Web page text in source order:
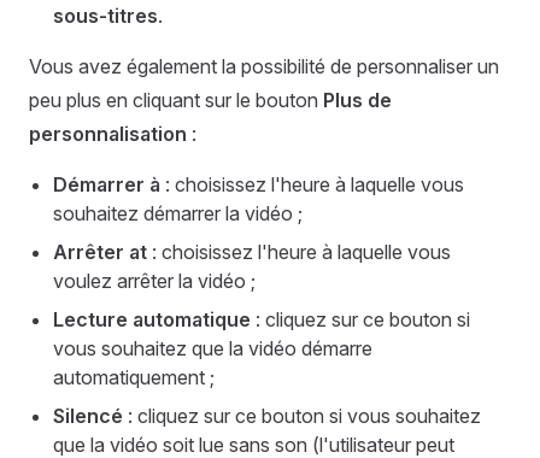
sous-titres.
Vous avez également la possibilité de personnaliser un
peu plus en cliquant sur le bouton Plus de
personnalisation :
Démarrer à : choisissez l'heure à laquelle vous
souhaitez démarrer la vidéo ;
Arrêter at : choisissez l'heure à laquelle vous
voulez arrêter la vidéo ;
Lecture automatique : cliquez sur ce bouton si
vous souhaitez que la vidéo démarre
automatiquement ;
Silencé : cliquez sur ce bouton si vous souhaitez
que la vidéo soit lue sans son (l'utilisateur peut